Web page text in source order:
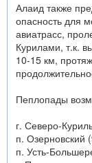
Алаид также
опасность для
авиатрасс,
Курилами, т.к.
10-15 км,
Пеплопады
г. Северо-
п. Озерновский
п. Усть-